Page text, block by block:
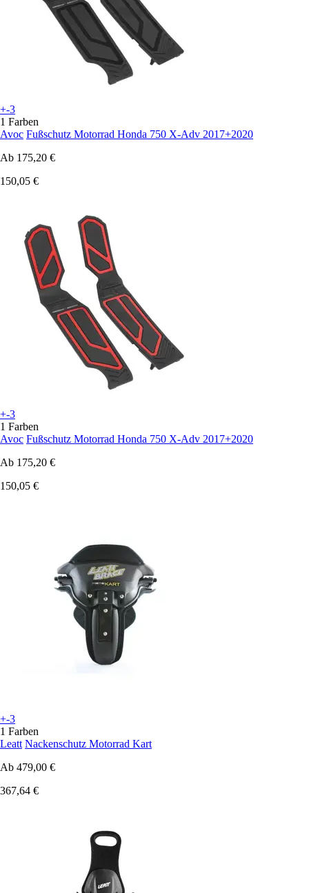
+-3
1 Farben
Avoc Fußschutz Motorrad Honda 750 X-Adv 2017+2020
Ab 175,20 €
150,05 €
+-3
1 Farben
Avoc Fußschutz Motorrad Honda 750 X-Adv 2017+2020
Ab 175,20 €
150,05 €
+-3
1 Farben
Leatt Nackenschutz Motorrad Kart
Ab 479,00 €
367,64 €